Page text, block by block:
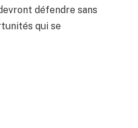
défendre sans
qui se